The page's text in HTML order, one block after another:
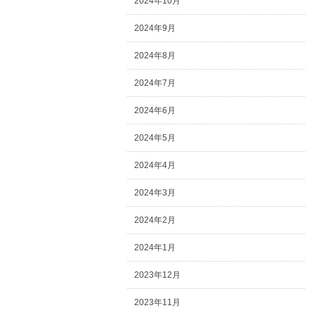
2024年9月
2024年8月
2024年7月
2024年6月
2024年5月
2024年4月
2024年3月
2024年2月
2024年1月
2023年12月
2023年11月